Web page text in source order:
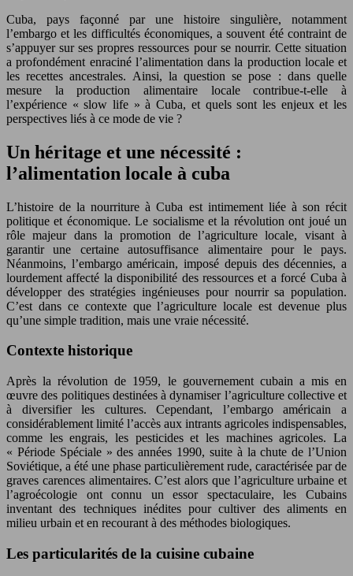
Cuba, pays façonné par une histoire singulière, notamment
l’embargo et les difficultés économiques, a souvent été contraint de
s’appuyer sur ses propres ressources pour se nourrir. Cette situation
a profondément enraciné l’alimentation dans la production locale et
les recettes ancestrales. Ainsi, la question se pose : dans quelle
mesure la production alimentaire locale contribue-t-elle à
l’expérience « slow life » à Cuba, et quels sont les enjeux et les
perspectives liés à ce mode de vie ?
Un héritage et une nécessité :
l’alimentation locale à cuba
L’histoire de la nourriture à Cuba est intimement liée à son récit
politique et économique. Le socialisme et la révolution ont joué un
rôle majeur dans la promotion de l’agriculture locale, visant à
garantir une certaine autosuffisance alimentaire pour le pays.
Néanmoins, l’embargo américain, imposé depuis des décennies, a
lourdement affecté la disponibilité des ressources et a forcé Cuba à
développer des stratégies ingénieuses pour nourrir sa population.
C’est dans ce contexte que l’agriculture locale est devenue plus
qu’une simple tradition, mais une vraie nécessité.
Contexte historique
Après la révolution de 1959, le gouvernement cubain a mis en
œuvre des politiques destinées à dynamiser l’agriculture collective et
à diversifier les cultures. Cependant, l’embargo américain a
considérablement limité l’accès aux intrants agricoles indispensables,
comme les engrais, les pesticides et les machines agricoles. La
« Période Spéciale » des années 1990, suite à la chute de l’Union
Soviétique, a été une phase particulièrement rude, caractérisée par de
graves carences alimentaires. C’est alors que l’agriculture urbaine et
l’agroécologie ont connu un essor spectaculaire, les Cubains
inventant des techniques inédites pour cultiver des aliments en
milieu urbain et en recourant à des méthodes biologiques.
Les particularités de la cuisine cubaine